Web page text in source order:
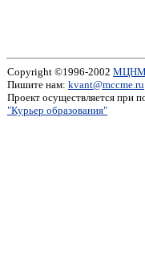
Copyright ©1996-2002
Пишите нам: kvant@mccme.ru
Проект осуществляется при
"Курьер образования"